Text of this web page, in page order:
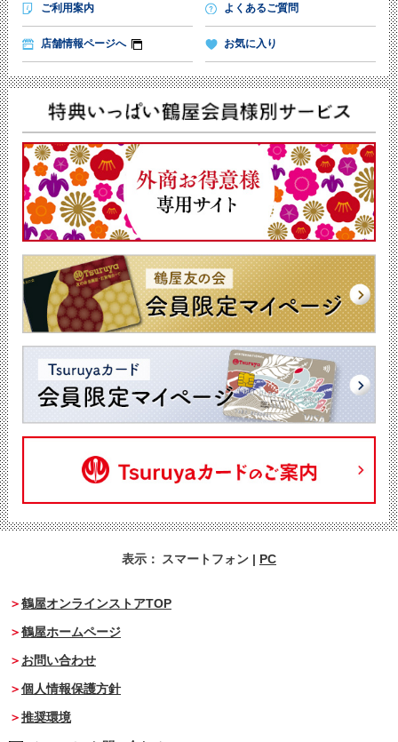
ご利用案内 よくあるご質問
店舗情報ページへ お気に入り
表示： スマートフォン | PC
鶴屋オンラインストアTOP
鶴屋ホームページ
お問い合わせ
個人情報保護方針
推奨環境